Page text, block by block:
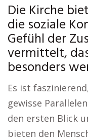
Die Kirche
die soziale
Gefühl der
vermittelt,
besonders
Es ist
gewisse
den ersten Blick
bieten den